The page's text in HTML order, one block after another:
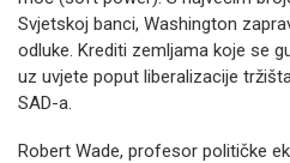
Svjetskoj banci, Washington
odluke. Krediti zemljama koje se
uz uvjete poput liberalizacije
SAD-a.
Robert Wade, profesor političke